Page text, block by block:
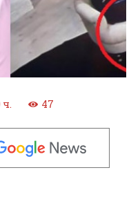
ч. 47